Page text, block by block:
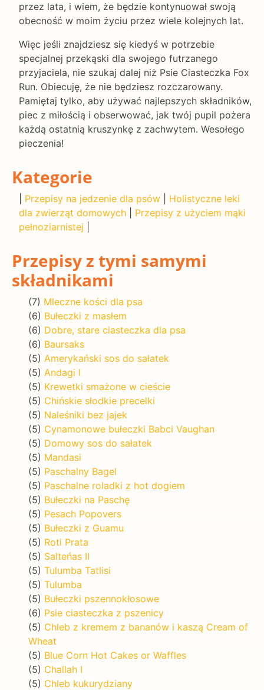
przez lata, i wiem, że będzie kontynuował swoją
obecność w moim życiu przez wiele kolejnych lat.
Więc jeśli znajdziesz się kiedyś w potrzebie
specjalnej przekąski dla swojego futrzanego
przyjaciela, nie szukaj dalej niż Psie Ciasteczka Fox
Run. Obiecuję, że nie będziesz rozczarowany.
Pamiętaj tylko, aby używać najlepszych składników,
piec z miłością i obserwować, jak twój pupil pożera
każdą ostatnią kruszynkę z zachwytem. Wesołego
pieczenia!
Kategorie
Przepisy na jedzenie dla psów
Holistyczne leki
dla zwierząt domowych
Przepisy z użyciem mąki
pełnoziarnistej
Przepisy z tymi samymi
składnikami
(7) Mleczne kości dla psa
(6) Bułeczki z masłem
(6) Dobre, stare ciasteczka dla psa
(6) Baursaks
(5) Amerykański sos do sałatek
(5) Andagi I
(5) Krewetki smażone w cieście
(5) Chińskie słodkie precelki
(5) Naleśniki bez jajek
(5) Cynamonowe bułeczki Babci Vaughan
(5) Domowy sos do sałatek
(5) Mandasi
(5) Paschalny Bagel
(5) Paschalne roladki z hot dogiem
(5) Bułeczki na Paschę
(5) Pesach Popovers
(5) Bułeczki z Guamu
(5) Roti Prata
(5) Salteńas II
(5) Tulumba Tatlisi
(5) Tulumba
(5) Bułeczki pszennokłosowe
(6) Psie ciasteczka z pszenicy
(5) Chleb z kremem z bananów i kaszą Cream of
Wheat
(5) Blue Corn Hot Cakes or Waffles
(5) Challah I
(5) Chleb kukurydziany